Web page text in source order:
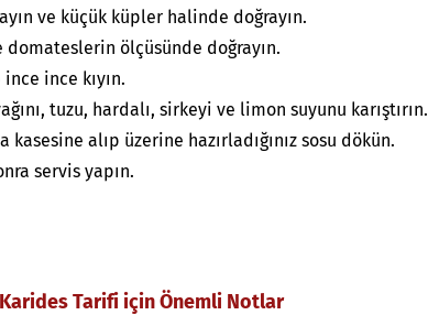
ve küçük küpler halinde doğrayın.
ölçüsünde doğrayın.
ince kıyın.
tuzu, hardalı, sirkeyi ve limon suyunu karıştırın.
alıp üzerine hazırladığınız sosu dökün.
servis yapın.
Tarifi için Önemli Notlar